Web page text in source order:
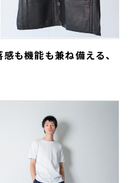
も機能も兼ね備える、